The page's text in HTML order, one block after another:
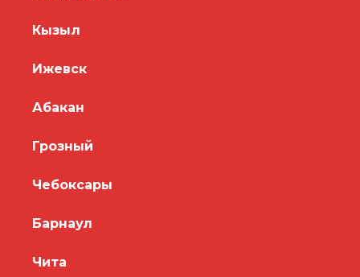
Кызыл
Ижевск
Абакан
Грозный
Чебоксары
Барнаул
Чита